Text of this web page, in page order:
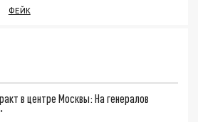
ФЕЙК
в центре Москвы: На генералов